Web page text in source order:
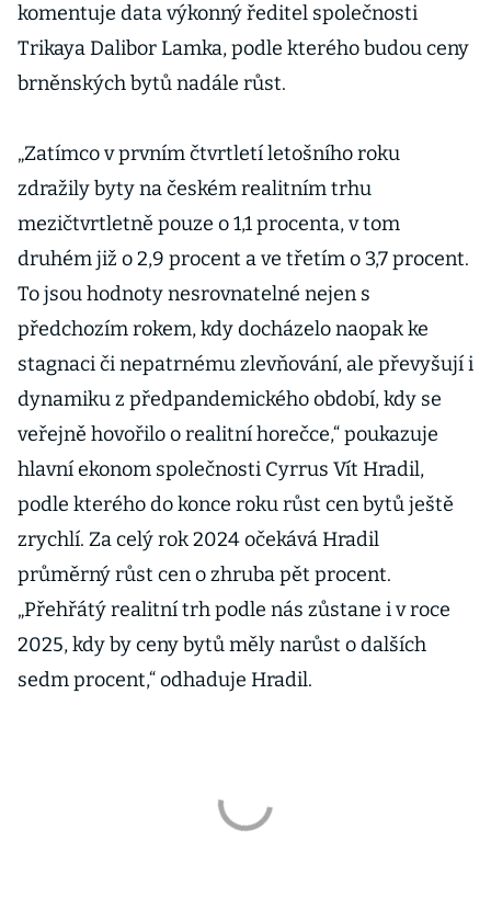
komentuje data výkonný ředitel společnosti
Trikaya Dalibor Lamka, podle kterého budou ceny
brněnských bytů nadále růst.
„Zatímco v prvním čtvrtletí letošního roku
zdražily byty na českém realitním trhu
mezičtvrtletně pouze o 1,1 procenta, v tom
druhém již o 2,9 procent a ve třetím o 3,7 procent.
To jsou hodnoty nesrovnatelné nejen s
předchozím rokem, kdy docházelo naopak ke
stagnaci či nepatrnému zlevňování, ale převyšují i
dynamiku z předpandemického období, kdy se
veřejně hovořilo o realitní horečce,“ poukazuje
hlavní ekonom společnosti Cyrrus Vít Hradil,
podle kterého do konce roku růst cen bytů ještě
zrychlí. Za celý rok 2024 očekává Hradil
průměrný růst cen o zhruba pět procent.
„Přehřátý realitní trh podle nás zůstane i v roce
2025, kdy by ceny bytů měly narůst o dalších
sedm procent,“ odhaduje Hradil.